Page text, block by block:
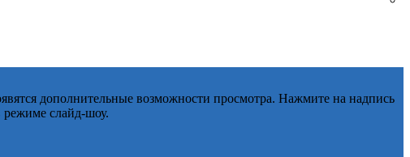
дополнительные возможности просмотра. Нажмите на надпись
режиме слайд-шоу.